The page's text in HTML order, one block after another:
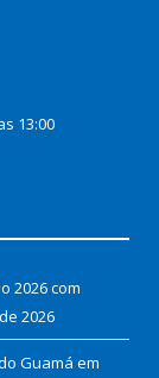
13:00
2026 com
2026
Guamá em